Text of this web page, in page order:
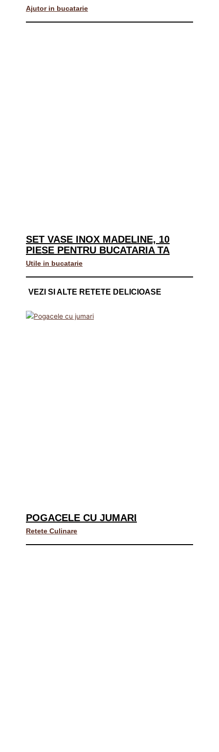
Ajutor in bucatarie
SET VASE INOX MADELINE, 10
PIESE PENTRU BUCATARIA TA
Utile in bucatarie
VEZI SI ALTE RETETE DELICIOASE
POGACELE CU JUMARI
Retete Culinare